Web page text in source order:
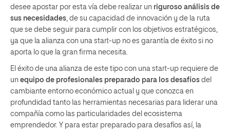
desee apostar por esta vía debe realizar un riguroso análisis de
sus necesidades , de su capacidad de innovación y de la ruta
que se debe seguir para cumplir con los objetivos estratégicos,
ya que la alianza con una start-up no es garantía de éxito si no
aporta lo que la gran firma necesita.
El éxito de una alianza de este tipo con una start-up requiere de
un equipo de profesionales preparado para los desafíos del
cambiante entorno económico actual y que conozca en
profundidad tanto las herramientas necesarias para liderar una
compañía como las particularidades del ecosistema
emprendedor. Y para estar preparado para desafíos así, la